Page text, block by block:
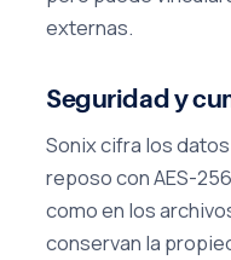
externas.
Seguridad y
Sonix cifra los
reposo con AES-
como en los
conservan la